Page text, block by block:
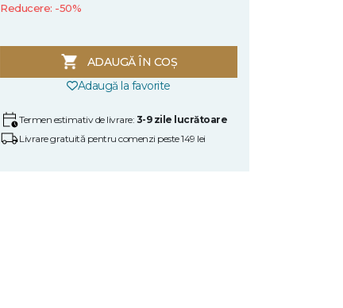
Reducere: -50%
ADAUGĂ ÎN COȘ
Adaugă la favorite
Termen estimativ de livrare: 3-9 zile lucrătoare
Livrare gratuită pentru comenzi peste 149 lei